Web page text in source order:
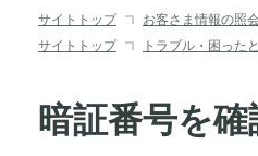
サイトトップ お客さま情報の照
サイトトップ
トラブル・困った
暗証番号を